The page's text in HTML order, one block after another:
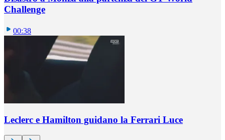
Challenge
00:38
Leclerc e Hamilton guidano la Ferrari Luce